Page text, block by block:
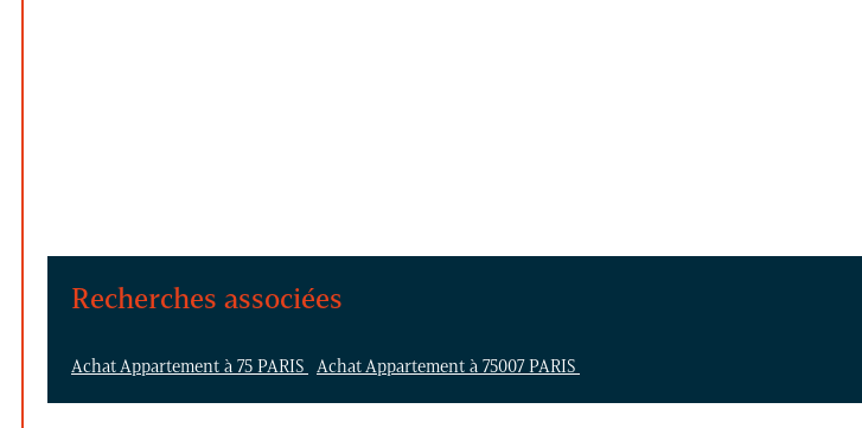
Recherches associées
Achat Appartement à 75 PARIS Achat Appartement à 75007 PARIS